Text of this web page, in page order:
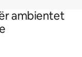
ambientet